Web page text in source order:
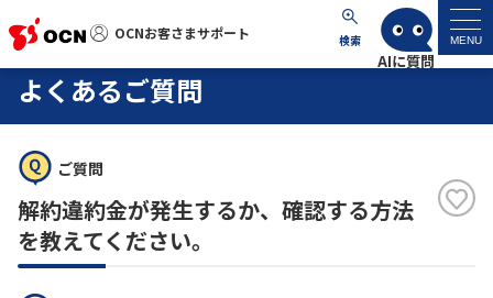
OCNお客さまサポート 検索 MENU
OCNお客さまサポート
サポートトップ
サービス名から探す
よくあるご質問
ご質問
解約違約金が発生するか、確認する方法
を教えてください。